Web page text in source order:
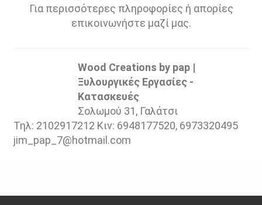
Για περισσότερες πληροφορίες ή απορίες
επικοινωνήστε μαζί μας.
Wood Creations by pap |
Ξυλουργικές Εργασίες -
Κατασκευές
Σολωμού 31, Γαλάτσι
Τηλ: 2102917212 Κιν: 6948177520, 6973320495
jim_pap_7@hotmail.com